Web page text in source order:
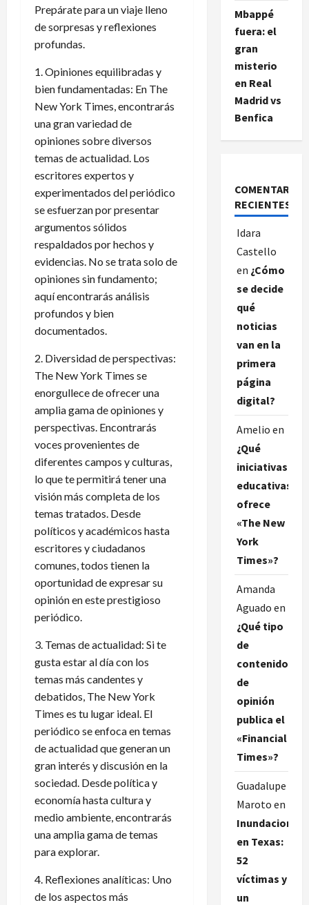
Prepárate para un viaje lleno
de sorpresas y reflexiones
profundas.
1. Opiniones equilibradas y
bien fundamentadas: En The
New York Times, encontrarás
una gran variedad de
opiniones sobre diversos
temas de actualidad. Los
escritores expertos y
experimentados del periódico
se esfuerzan por presentar
argumentos sólidos
respaldados por hechos y
evidencias. No se trata solo de
opiniones sin fundamento;
aquí encontrarás análisis
profundos y bien
documentados.
2. Diversidad de perspectivas:
The New York Times se
enorgullece de ofrecer una
amplia gama de opiniones y
perspectivas. Encontrarás
voces provenientes de
diferentes campos y culturas,
lo que te permitirá tener una
visión más completa de los
temas tratados. Desde
políticos y académicos hasta
escritores y ciudadanos
comunes, todos tienen la
oportunidad de expresar su
opinión en este prestigioso
periódico.
3. Temas de actualidad: Si te
gusta estar al día con los
temas más candentes y
debatidos, The New York
Times es tu lugar ideal. El
periódico se enfoca en temas
de actualidad que generan un
gran interés y discusión en la
sociedad. Desde política y
economía hasta cultura y
medio ambiente, encontrarás
una amplia gama de temas
para explorar.
4. Reflexiones analíticas: Uno
de los aspectos más
Mbappé
fuera: el
gran
misterio
en Real
Madrid vs
Benfica
COMENTARIOS
RECIENTES
Idara
Castello
en ¿Cómo
se decide
qué
noticias
van en la
primera
página
digital?
Amelio en
¿Qué
iniciativas
educativas
ofrece
«The New
York
Times»?
Amanda
Aguado en
¿Qué tipo
de
contenido
de
opinión
publica el
«Financial
Times»?
Guadalupe
Maroto en
Inundaciones
en Texas:
52
víctimas y
un